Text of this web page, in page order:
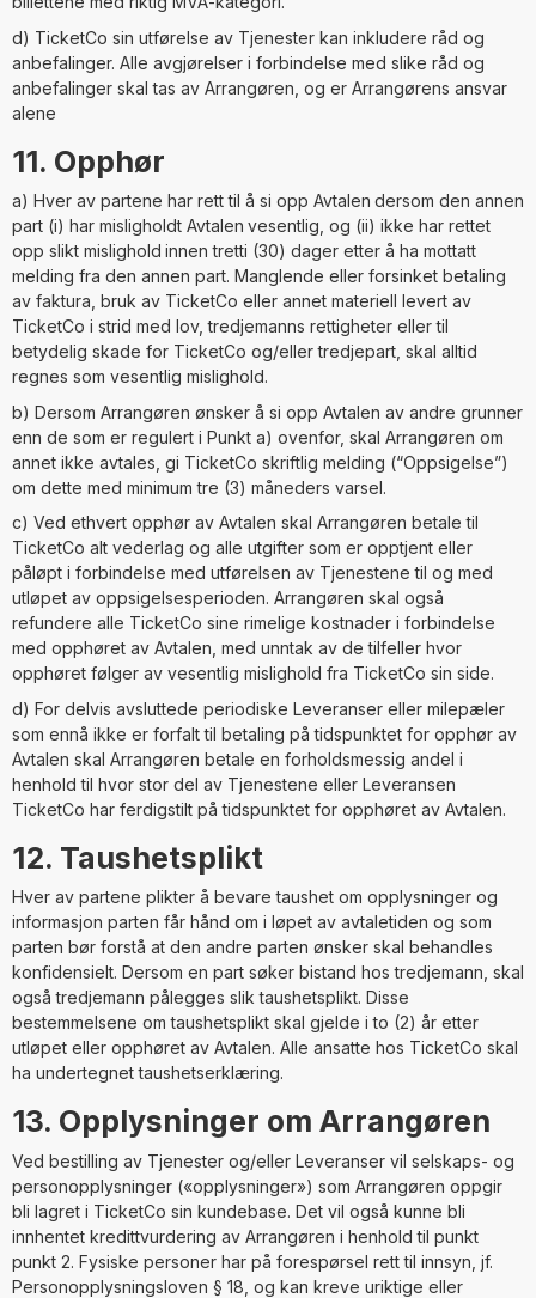
d) TicketCo sin utførelse av Tjenester kan inkludere råd og
anbefalinger. Alle avgjørelser i forbindelse med slike råd og
anbefalinger skal tas av Arrangøren, og er Arrangørens ansvar
alene
11. Opphør
a) Hver av partene har rett til å si opp Avtalen dersom den annen
part (i) har misligholdt Avtalen vesentlig, og (ii) ikke har rettet
opp slikt mislighold innen tretti (30) dager etter å ha mottatt
melding fra den annen part. Manglende eller forsinket betaling
av faktura, bruk av TicketCo eller annet materiell levert av
TicketCo i strid med lov, tredjemanns rettigheter eller til
betydelig skade for TicketCo og/eller tredjepart, skal alltid
regnes som vesentlig mislighold.
b) Dersom Arrangøren ønsker å si opp Avtalen av andre grunner
enn de som er regulert i Punkt a) ovenfor, skal Arrangøren om
annet ikke avtales, gi TicketCo skriftlig melding (“Oppsigelse”)
om dette med minimum tre (3) måneders varsel.
c) Ved ethvert opphør av Avtalen skal Arrangøren betale til
TicketCo alt vederlag og alle utgifter som er opptjent eller
påløpt i forbindelse med utførelsen av Tjenestene til og med
utløpet av oppsigelsesperioden. Arrangøren skal også
refundere alle TicketCo sine rimelige kostnader i forbindelse
med opphøret av Avtalen, med unntak av de tilfeller hvor
opphøret følger av vesentlig mislighold fra TicketCo sin side.
d) For delvis avsluttede periodiske Leveranser eller milepæler
som ennå ikke er forfalt til betaling på tidspunktet for opphør av
Avtalen skal Arrangøren betale en forholdsmessig andel i
henhold til hvor stor del av Tjenestene eller Leveransen
TicketCo har ferdigstilt på tidspunktet for opphøret av Avtalen.
12. Taushetsplikt
Hver av partene plikter å bevare taushet om opplysninger og
informasjon parten får hånd om i løpet av avtaletiden og som
parten bør forstå at den andre parten ønsker skal behandles
konfidensielt. Dersom en part søker bistand hos tredjemann, skal
også tredjemann pålegges slik taushetsplikt. Disse
bestemmelsene om taushetsplikt skal gjelde i to (2) år etter
utløpet eller opphøret av Avtalen. Alle ansatte hos TicketCo skal
ha undertegnet taushetserklæring.
13. Opplysninger om Arrangøren
Ved bestilling av Tjenester og/eller Leveranser vil selskaps- og
personopplysninger («opplysninger») som Arrangøren oppgir
bli lagret i TicketCo sin kundebase. Det vil også kunne bli
innhentet kredittvurdering av Arrangøren i henhold til punkt
punkt 2. Fysiske personer har på forespørsel rett til innsyn, jf.
Personopplysningsloven § 18, og kan kreve uriktige eller